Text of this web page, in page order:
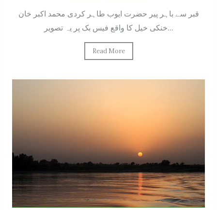
قبر سے باہر پیر حضرت ایوب طاہر کردی محمد اکبر خان
خنکی خیل کا واقع فیس بک پر یہ تصویر...
Read More